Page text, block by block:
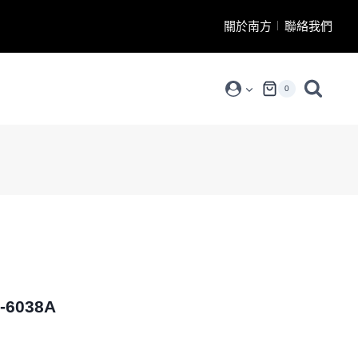
關於南方 聯絡我們
0
6038A